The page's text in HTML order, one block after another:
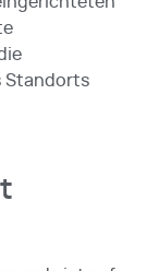
Standorts